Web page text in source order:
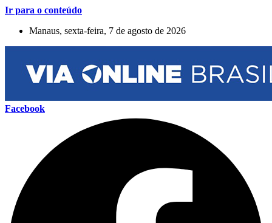
Ir para o conteúdo
Manaus, sexta-feira, 7 de agosto de 2026
Facebook